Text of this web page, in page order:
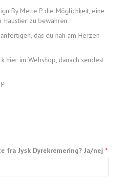
By Mette P die Möglichkeit, eine
Haustier zu bewahren.
das du nah am Herzen
hier im Webshop, danach sendest
fra Jysk Dyrekremering? Ja/nej